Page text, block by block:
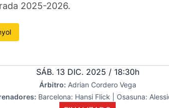
2025-2026.
SÁB. 13 DIC. 2025 / 18:30h
Árbitro: Adrian Cordero Vega
Barcelona: Hansi Flick | Osasuna: